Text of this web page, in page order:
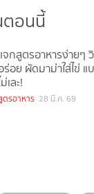
ตอนนี้
จกสูตรอาหารง่ายๆ
ร่อย ผัดมาม่าใส่ไข่ แ
ม่เละ!
ตรอาหาร 28 มี.ค. 69